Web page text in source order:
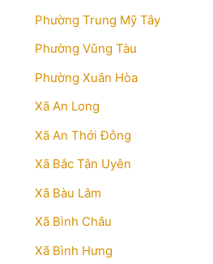
Phường Trung Mỹ Tây
Phường Vũng Tàu
Phường Xuân Hòa
Xã An Long
Xã An Thới Đông
Xã Bắc Tân Uyên
Xã Bàu Lâm
Xã Bình Châu
Xã Bình Hưng